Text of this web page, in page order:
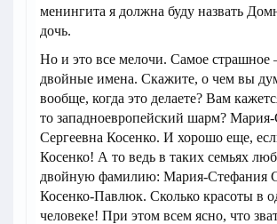
менингита я должна буду назвать
дочь.
Но и это все мелочи. Самое страшное
двойные имена. Скажите, о чем вы
вообще, когда это делаете? Вам
то западноевропейский шарм?
Сергеевна Косенко. И хорошо еще,
Косенко! А то ведь в таких семьях
двойную фамилию: Мария-Стефания
Косенко-Павлюк. Сколько красоты в
человеке! При этом всем ясно, что